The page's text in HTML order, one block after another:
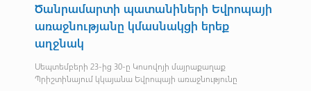
Ծանրամարտի պատանիների Եվրոպայի
առաջնությանը կմասնակցի երեք
աղջնակ
Սեպտեմբերի 23-ից 30-ը Կոսովոյի մայրաքաղաք
Պրիշտինայում կկայանա Եվրոպայի առաջնությունը